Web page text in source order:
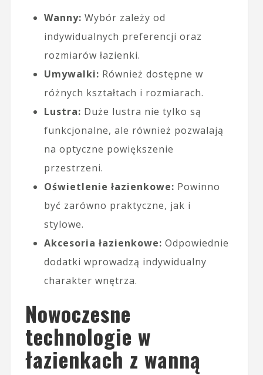
Wanny: Wybór zależy od
indywidualnych preferencji oraz
rozmiarów łazienki.
Umywalki: Również dostępne w
różnych kształtach i rozmiarach.
Lustra: Duże lustra nie tylko są
funkcjonalne, ale również pozwalają
na optyczne powiększenie
przestrzeni.
Oświetlenie łazienkowe: Powinno
być zarówno praktyczne, jak i
stylowe.
Akcesoria łazienkowe: Odpowiednie
dodatki wprowadzą indywidualny
charakter wnętrza.
Nowoczesne
technologie w
łazienkach z wanną